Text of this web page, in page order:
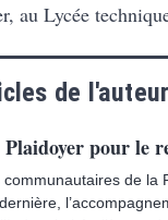
au Lycée
de l'auteur
pour le
de la